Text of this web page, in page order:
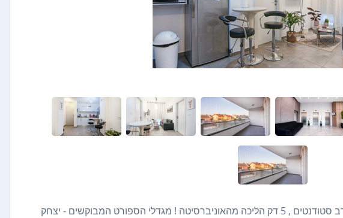
משקיעי נדל"ן שימו ❤ באזור הכי מבוקש בקרב סטודנטים , 5 דק הליכה מהאוניברסיטה ! מגדלי הספורט המבוקשים - יצחק